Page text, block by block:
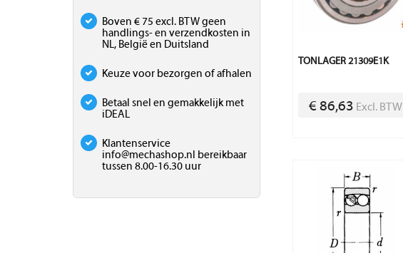
Boven € 75 excl. BTW geen
handlings- en verzendkosten in
NL, België en Duitsland
Keuze voor bezorgen of afhalen
Betaal snel en gemakkelijk met
iDEAL
Klantenservice
info@mechashop.nl
bereikbaar
tussen 8.00-16.30 uur
TONLAGER 21309E1K
€ 86,63 Excl. BTW